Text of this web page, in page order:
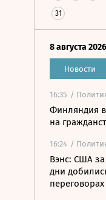
31
8 августа 2026
Новости
16:35 /
Финляндия
на
16:24 /
Вэнс: США
дни